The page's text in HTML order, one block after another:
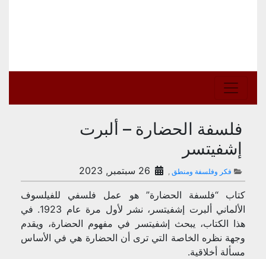
فلسفة الحضارة – ألبرت
إشفيتسر
فكر وفلسفة ومنطق ,
كتاب “فلسفة الحضارة” هو عمل فلسفي للفيلسوف
الألماني ألبرت إشفيتسر، نشر لأول مرة عام 1923. في
هذا الكتاب، يبحث إشفيتسر في مفهوم الحضارة، ويقدم
وجهة نظره الخاصة التي ترى أن الحضارة هي في الأساس
مسألة أخلاقية.